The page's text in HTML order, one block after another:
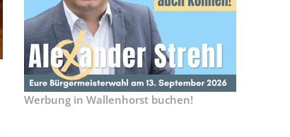
Werbung in Wallenhorst buchen!